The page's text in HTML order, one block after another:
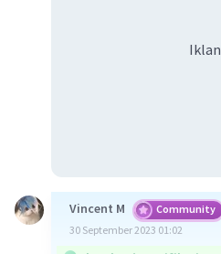
Iklan
Vincent M Community
30 September 2023 01:02